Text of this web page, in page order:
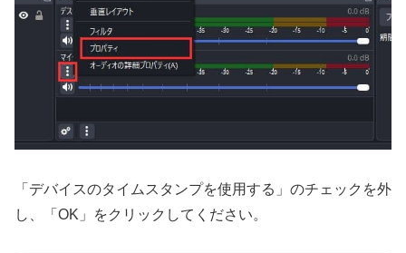
「デバイスのタイムスタンプを使用する」のチェックを外
し、「OK」をクリックしてください。